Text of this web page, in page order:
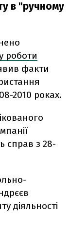
в "ручному
роботи
факти
2010 роках.
справ з 28-
діяльності